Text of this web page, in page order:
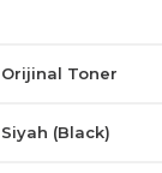
Orijinal Toner
Siyah (Black)